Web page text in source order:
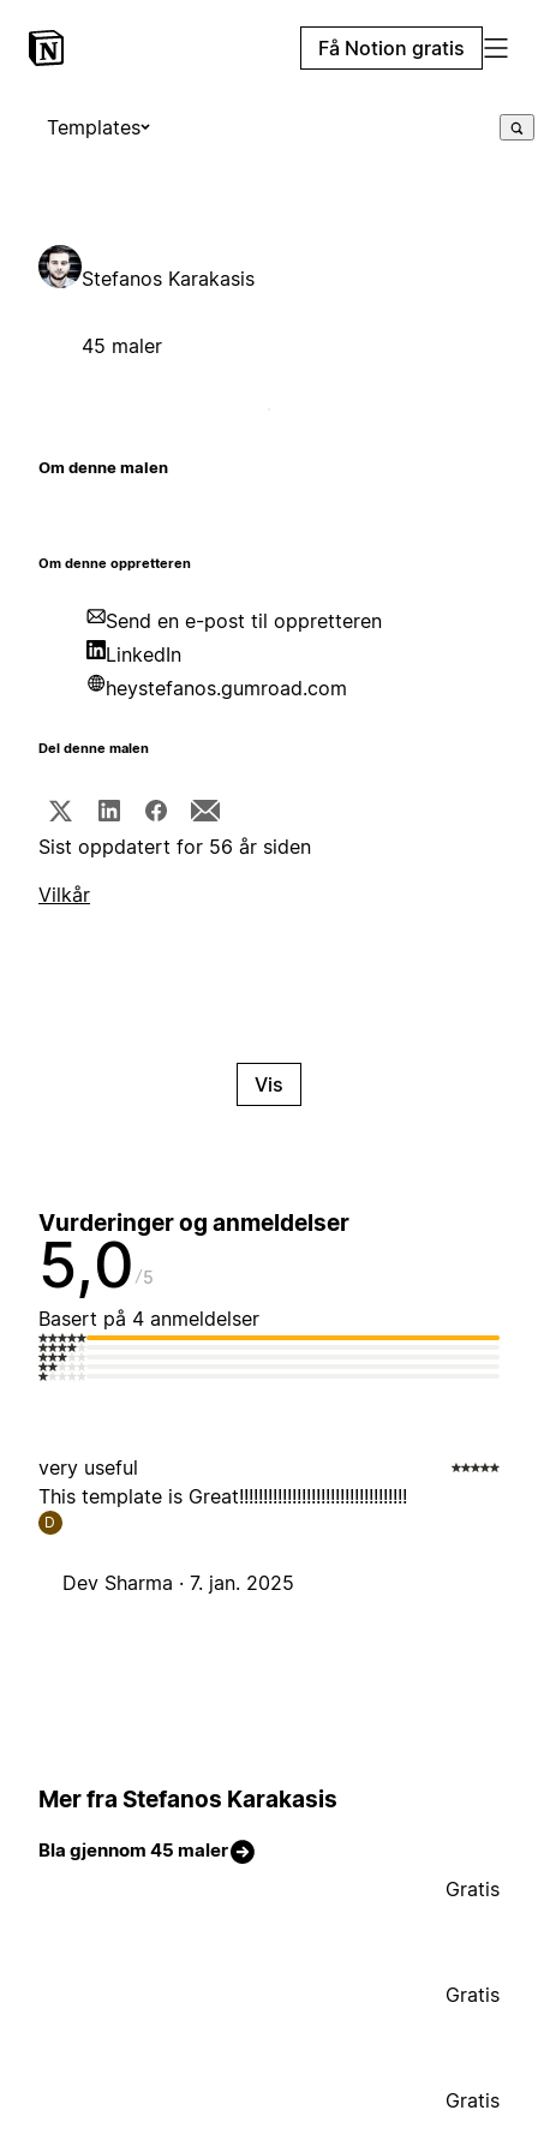
Få Notion gratis
Templates
Stefanos Karakasis
45 maler
Om denne malen
Om denne oppretteren
Send en e-post til oppretteren
LinkedIn
heystefanos.gumroad.com
Del denne malen
Sist oppdatert for 56 år siden
Vilkår
Vis
Vurderinger og anmeldelser
5,0 5
Basert på 4 anmeldelser
very useful
This template is Great!!!!!!!!!!!!!!!!!!!!!!!!!!!!!!!!!!!
D
Dev Sharma · 7. jan. 2025
Mer fra Stefanos Karakasis
Bla gjennom 45 maler
Gratis
Gratis
Gratis